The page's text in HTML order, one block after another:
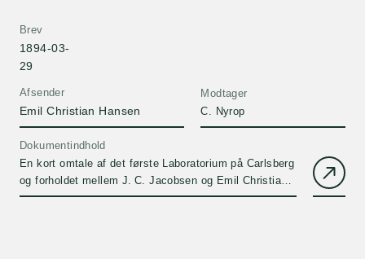
Afsender
Emil Christian Hansen
Brev
1894-03-
29
Modtager
C. Nyrop
Dokumentindhold
En kort omtale af det første Laboratorium på Carlsberg
og forholdet mellem J. C. Jacobsen og Emil Christian
Hansen.